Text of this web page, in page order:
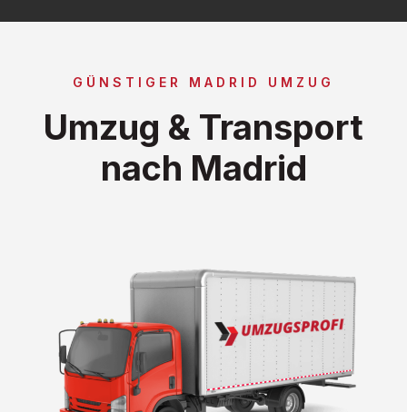
GÜNSTIGER MADRID UMZUG
Umzug & Transport
nach Madrid